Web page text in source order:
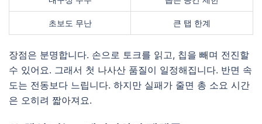
초보도 무난 큰 탭 한계
장점은 분명합니다. 손으로 토크를 읽고, 칩을 빼며 전진할
수 있어요. 그래서 첫 나사산 품질이 일정해집니다. 반면 속
도는 전동보다 느립니다. 하지만 실패가 줄면 총 소요 시간
은 오히려 짧아져요.